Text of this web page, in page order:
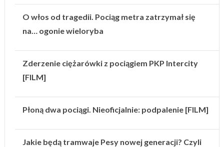
O włos od tragedii. Pociąg metra zatrzymał się
na… ogonie wieloryba
Zderzenie ciężarówki z pociągiem PKP Intercity
[FILM]
Płoną dwa pociągi. Nieoficjalnie: podpalenie [FILM]
Jakie będą tramwaje Pesy nowej generacji? Czyli